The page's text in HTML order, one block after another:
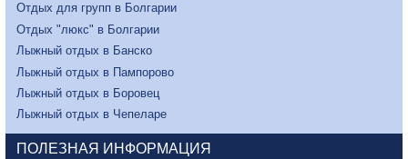
Отдых для групп в Болгарии
Отдых "люкс" в Болгарии
Лыжный отдых в Банско
Лыжный отдых в Пампорово
Лыжный отдых в Боровец
Лыжный отдых в Чепеларе
ПОЛЕЗНАЯ ИНФОРМАЦИЯ